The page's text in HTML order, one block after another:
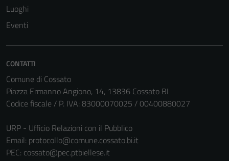
Luoghi
Eventi
CONTATTI
Comune di Cossato
Piazza Ermanno Angiono, 14, 13836 Cossato BI
Codice fiscale / P. IVA: 83000070025 / 00400880027
URP - Ufficio Relazioni con il Pubblico
Email: protocollo@comune.cossato.bi.it
PEC: cossato@pec.ptbiellese.it